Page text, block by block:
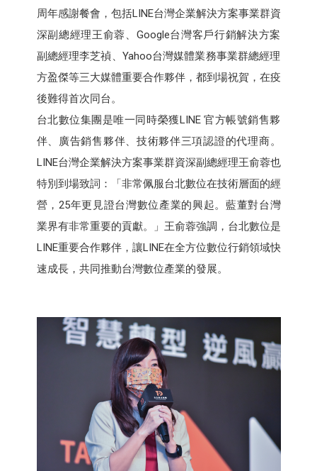
周年感謝餐會，包括LINE台灣企業解決方案事業群資
深副總經理王俞蓉、Google台灣客戶行銷解決方案
副總經理李芝禎、Yahoo台灣媒體業務事業群總經理
方盈傑等三大媒體重要合作夥伴，都到場祝賀，在疫
後難得首次同台。
台北數位集團是唯一同時榮獲LINE 官方帳號銷售夥
伴、廣告銷售夥伴、技術夥伴三項認證的代理商。
LINE台灣企業解決方案事業群資深副總經理王俞蓉也
特別到場致詞：「非常佩服台北數位在技術層面的經
營，25年更見證台灣數位產業的興起。藍董對台灣
業界有非常重要的貢獻。」王俞蓉強調，台北數位是
LINE重要合作夥伴，讓LINE在全方位數位行銷領域快
速成長，共同推動台灣數位產業的發展。